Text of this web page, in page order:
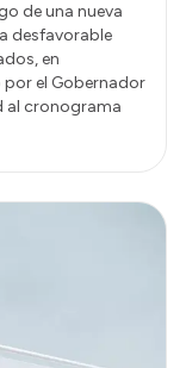
de una nueva
desfavorable
en
el Gobernador
al cronograma